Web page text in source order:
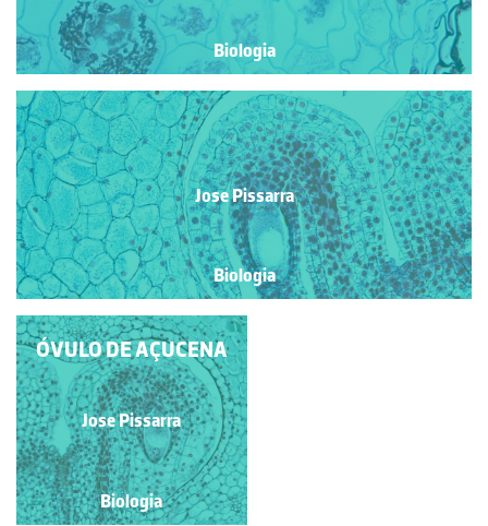
Biologia
Jose Pissarra
Biologia
ÓVULO IMATURO DE
AÇUCENA
Jose Pissarra
Biologia
ÓVULO DE AÇUCENA
Jose Pissarra
Biologia